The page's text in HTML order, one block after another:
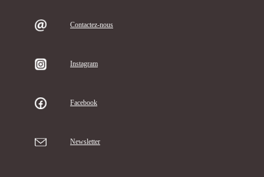
Contactez-nous
Instagram
Facebook
Newsletter